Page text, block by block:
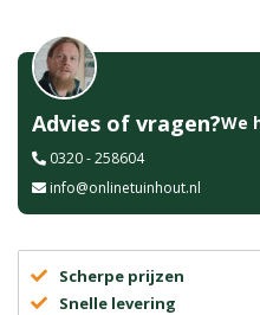
Advies of vragen?We
0320 - 258604
info@onlinetuinhout.nl
Scherpe prijzen
Snelle levering